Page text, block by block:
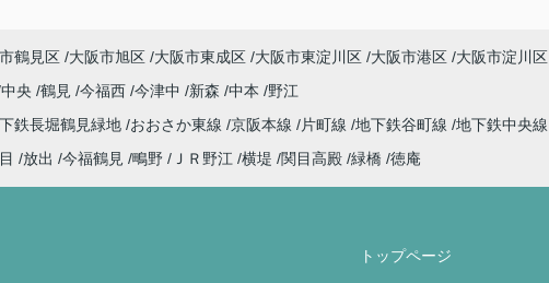
鶴見区 大阪市旭区 大阪市東成区 大阪市東淀川区 大阪市港区 大阪市淀川区
中央 鶴見 今福西 今津中 新森 中本
野江
鉄長堀鶴見緑地 おおさか東線 京阪本線 片町線 地下鉄谷町線 地下鉄中央線
放出 今福鶴見 鴫野 ＪＲ野江 横堤 関目高殿 緑橋 徳庵
トップページ